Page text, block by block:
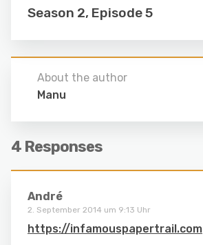
Season 2, Episode 5
About the author
Manu
4 Responses
André
2. September 2014 um 9:13 Uhr
https://infamouspapertrail.com